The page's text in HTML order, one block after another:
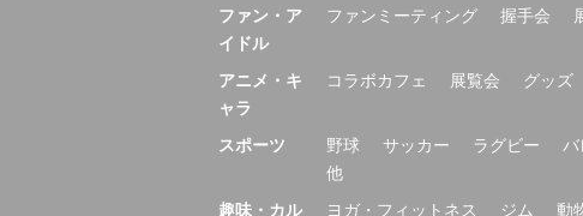
ファン・ア
イドル
ファンミーティング 握手会
アニメ・キ
ャラ
コラボカフェ 展覧会 グッズ
スポーツ 野球 サッカー ラグビー
他
趣味・カル
ヨガ・フィットネス ジム 動